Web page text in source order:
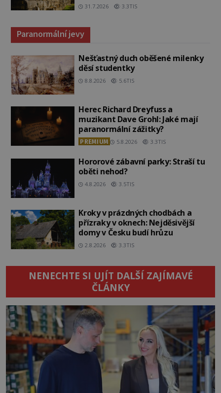
31.7.2026 3.3TIS
Paranormální jevy
Nešťastný duch oběšené milenky
děsí studentky
8.8.2026 5.6TIS
Herec Richard Dreyfuss a
muzikant Dave Grohl: Jaké mají
paranormální zážitky?
PREMIUM 5.8.2026 3.3TIS
Hororové zábavní parky: Straší tu
oběti nehod?
4.8.2026 3.5TIS
Kroky v prázdných chodbách a
přízraky v oknech: Nejděsivější
domy v Česku budí hrůzu
2.8.2026 3.3TIS
NENECHTE SI UJÍT DALŠÍ ZAJÍMAVÉ
ČLÁNKY